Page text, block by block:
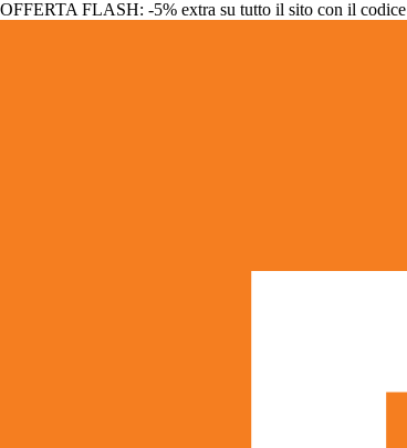
OFFERTA FLASH: -5% extra su tutto il sito con il codice